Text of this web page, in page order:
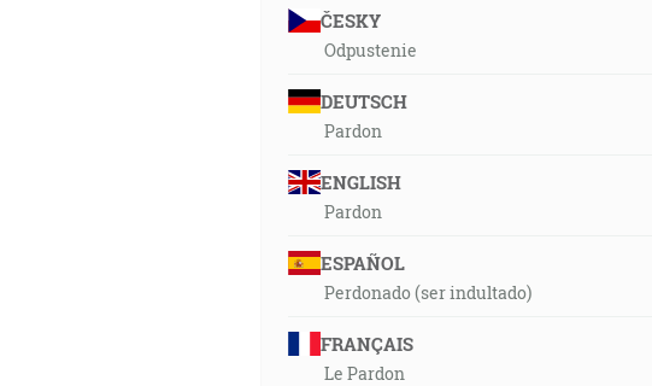
ČESKY
Odpustenie
DEUTSCH
Pardon
ENGLISH
Pardon
ESPAÑOL
Perdonado (ser indultado)
FRANÇAIS
Le Pardon